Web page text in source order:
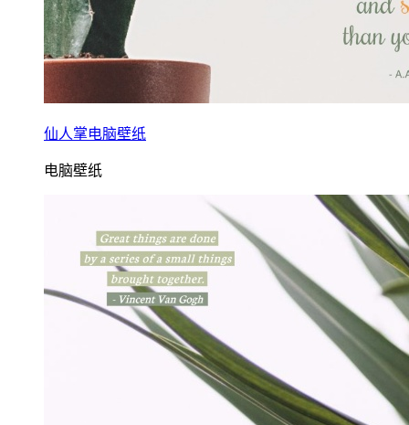
仙人掌电脑壁纸
电脑壁纸